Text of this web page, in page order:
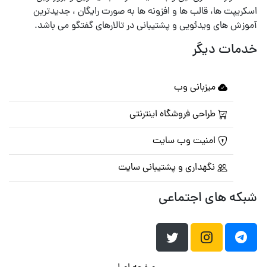
اسکریپت ها، قالب ها و افزونه ها به صورت رایگان ، جدیدترین
آموزش های ویدئویی و پشتیبانی در تالارهای گفتگو می باشد.
خدمات دیگر
میزبانی وب
طراحی فروشگاه اینترنتی
امنیت وب سایت
نگهداری و پشتیبانی سایت
شبکه های اجتماعی